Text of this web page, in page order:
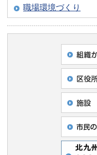
職場環境づくり